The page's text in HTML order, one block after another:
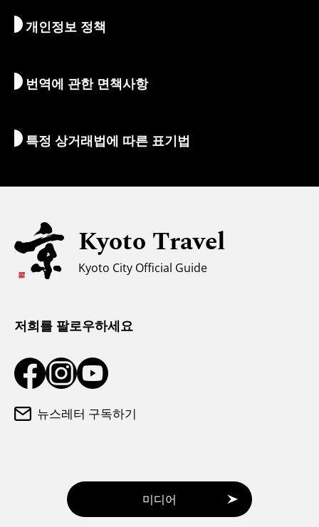
아침 & 밤
숙박 시설
지도 및 도구
통역 가이드
환전/세금
유니버설 관광
무슬림을 위한 정보
날씨와 옷차림
개인정보 정책
번역에 관한 면책사항
특정 상거래법에 따른 표기법
Kyoto Travel
Kyoto City Official Guide
저희를 팔로우하세요
뉴스레터 구독하기
미디어